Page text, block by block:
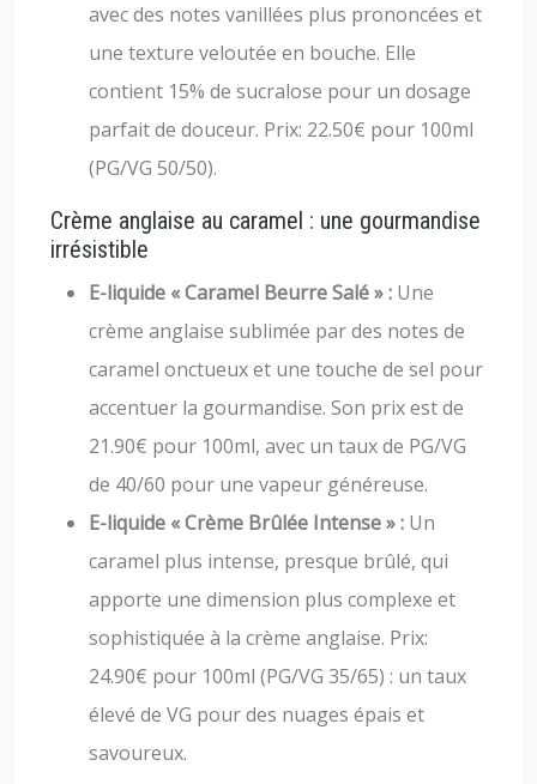
avec des notes vanillées plus prononcées et
une texture veloutée en bouche. Elle
contient 15% de sucralose pour un dosage
parfait de douceur. Prix: 22.50€ pour 100ml
(PG/VG 50/50).
Crème anglaise au caramel : une gourmandise
irrésistible
E-liquide « Caramel Beurre Salé » : Une
crème anglaise sublimée par des notes de
caramel onctueux et une touche de sel pour
accentuer la gourmandise. Son prix est de
21.90€ pour 100ml, avec un taux de PG/VG
de 40/60 pour une vapeur généreuse.
E-liquide « Crème Brûlée Intense » : Un
caramel plus intense, presque brûlé, qui
apporte une dimension plus complexe et
sophistiquée à la crème anglaise. Prix:
24.90€ pour 100ml (PG/VG 35/65) : un taux
élevé de VG pour des nuages épais et
savoureux.